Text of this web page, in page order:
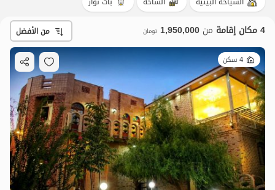
1.95مليون ت 4.1
4 مكان إقامة من 1,950,000 تومان من الأفضل
4 سكن